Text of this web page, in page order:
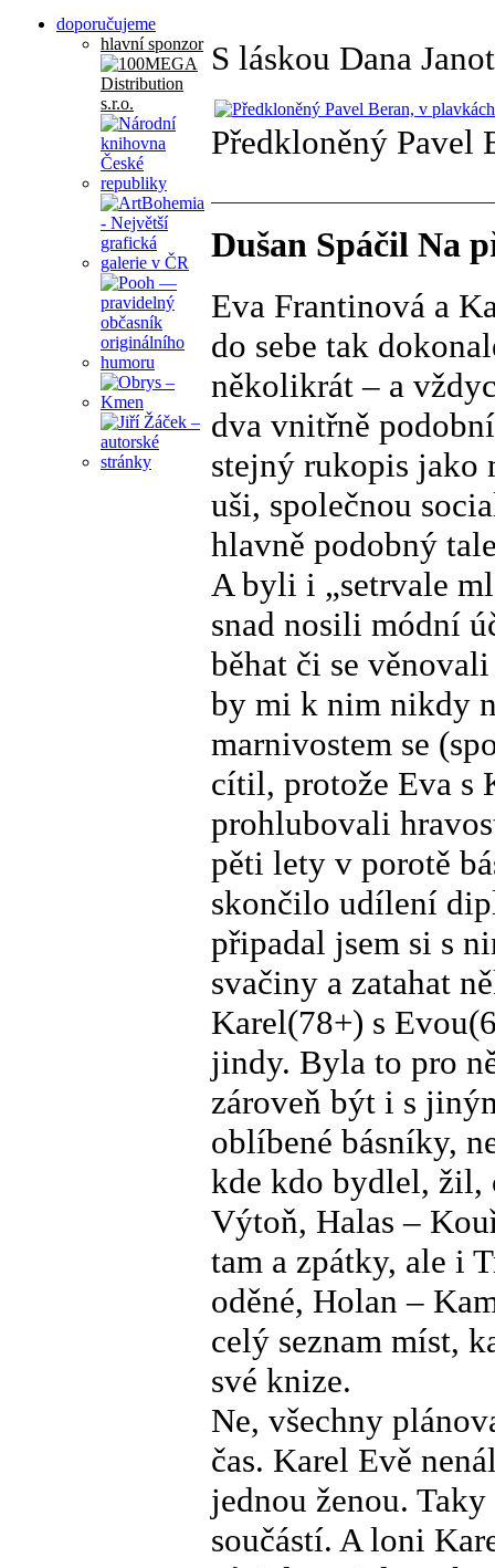
doporučujeme
hlavní sponzor S láskou Dana
Předkloněný Pavel
Dušan Spáčil Na
Eva Frantinová a
do sebe tak
několikrát – a
dva vnitřně
stejný rukopis jako
uši, společnou
hlavně podobný
A byli i „setrvale
snad nosili módní
běhat či se
by mi k nim nikdy
marnivostem se
cítil, protože Eva s
prohlubovali
pěti lety v porotě
skončilo udílení
připadal jsem si s
svačiny a zatahat
Karel(78+) s
jindy. Byla to pro
zároveň být i s
oblíbené básníky,
kde kdo bydlel, žil,
Výtoň, Halas –
tam a zpátky, ale i
oděné, Holan –
celý seznam míst,
své knize.
Ne, všechny
čas. Karel Evě
jednou ženou.
součástí. A loni